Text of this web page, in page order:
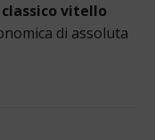
classico vitello
di assoluta